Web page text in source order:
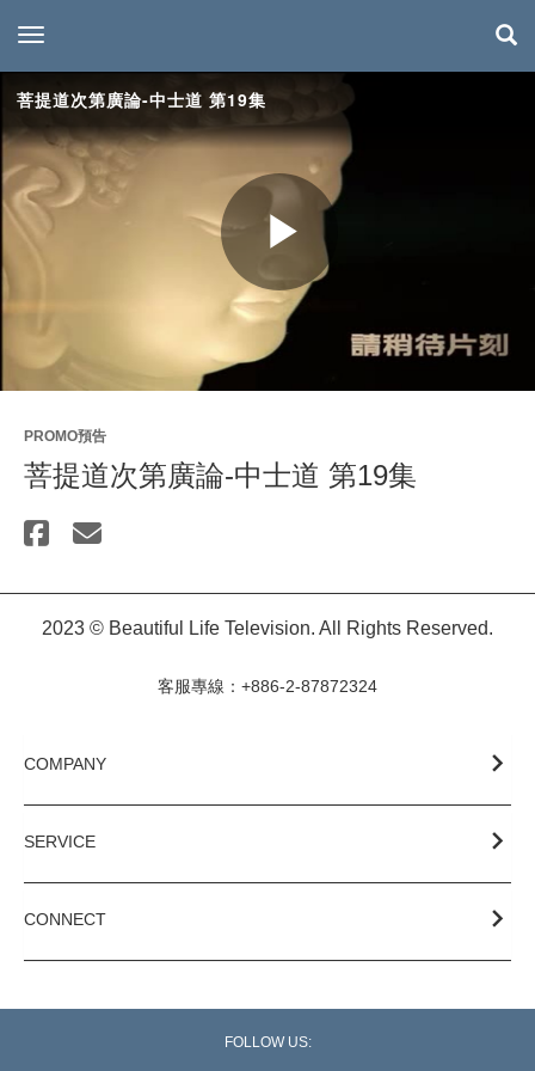
toggle navigation
菩提道次第廣論-中士道 第19集
Play
Video
PROMO預告
菩提道次第廣論-中士道 第19集
2023 © Beautiful Life Television. All Rights Reserved.
客服專線：+886-2-87872324
COMPANY
SERVICE
CONNECT
FOLLOW US: